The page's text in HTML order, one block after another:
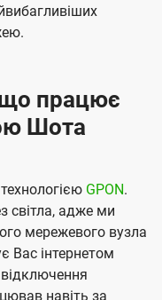
що працює
Шота
GPON.
світла, адже ми
мережевого вузла
Вас інтернетом
навіть за